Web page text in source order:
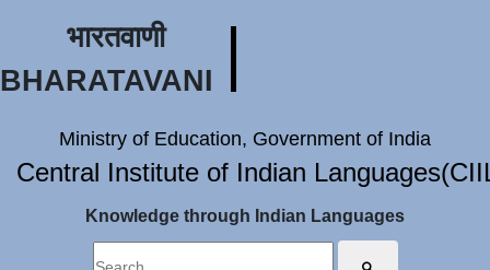
भारतवाणी
BHARATAVANI
Ministry of Education, Government of India
Central Institute of Indian
Knowledge through Indian Languages